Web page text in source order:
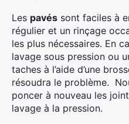
Les pavés sont faciles à
régulier et un rinçage
les plus nécessaires. En
lavage sous pression ou
taches à l’aide d’une
résoudra le problème.
poncer à nouveau les
lavage à la pression.